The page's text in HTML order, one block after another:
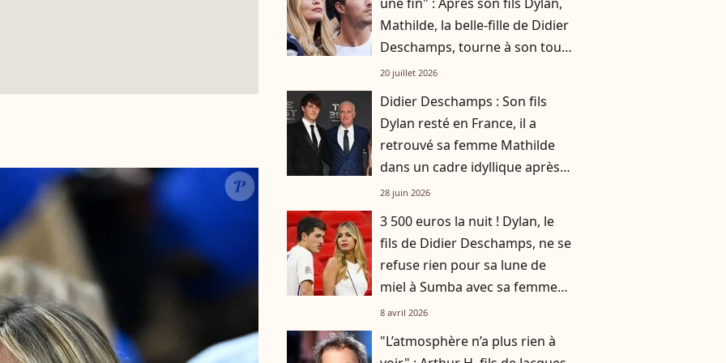
Mathilde, la belle-fille de Didier
Deschamps, tourne à son tour
une page
20 juillet 2026
Didier Deschamps : Son fils
Dylan resté en France, il a
retrouvé sa femme Mathilde
dans un cadre idyllique après
une période mouvementée
28 juin 2026
3 500 euros la nuit ! Dylan, le
fils de Didier Deschamps, ne se
refuse rien pour sa lune de
miel à Sumba avec sa femme
Mathilde
8 avril 2026
"L’atmosphère n’a plus rien à